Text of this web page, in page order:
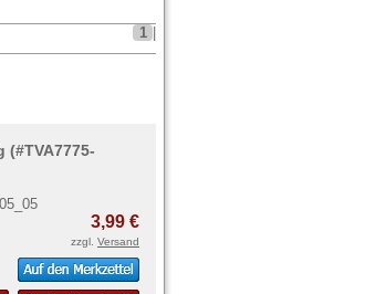
1
(#TVA7775-
3,99 €
zzgl. Versand